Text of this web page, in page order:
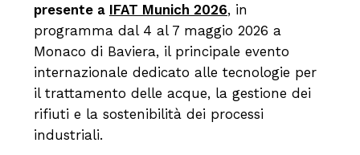
presente a IFAT Munich 2026, in
programma dal 4 al 7 maggio 2026 a
Monaco di Baviera, il principale evento
internazionale dedicato alle tecnologie per
il trattamento delle acque, la gestione dei
rifiuti e la sostenibilità dei processi
industriali.